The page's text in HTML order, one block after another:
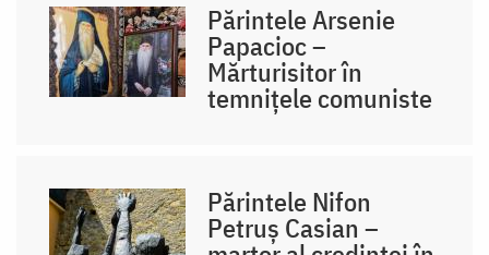
Părintele Arsenie
Papacioc –
Mărturisitor în
temnițele comuniste
Părintele Nifon
Petruș Casian –